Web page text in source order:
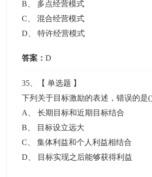
B
多点经营模式
C 、混合经营模式
D 、特许经营模式
答案：D
35 、【单选题 】
下列关于目标激励的表述，错误的是
A
、长期目标和近期目标结合
B
目标设立远大
C 、集体利益和个人利益相结合
D
目标实现之后能够获得利益